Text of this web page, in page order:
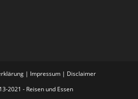
| Impressum| Disclaimer
2021 - Reisen und Essen